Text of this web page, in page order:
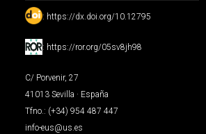
: https://dx.doi.org/10.12795
: https://ror.org/05sv8jh98
C/ Porvenir, 27
41013 Sevilla · España
Tfno.: (+34) 954 487 447
info-eus@us.es